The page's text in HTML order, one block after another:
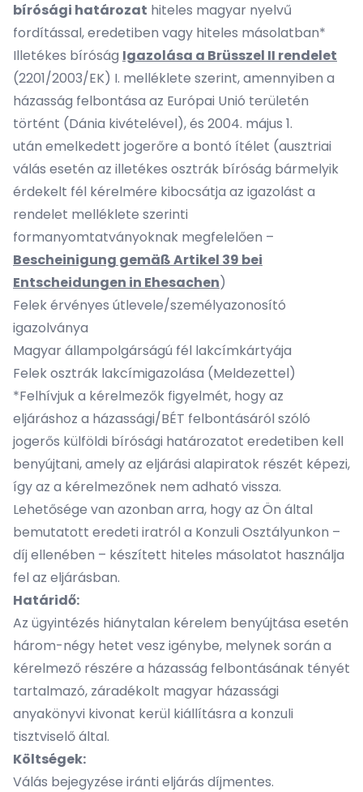
bírósági határozat hiteles magyar nyelvű
fordítással, eredetiben vagy hiteles másolatban*
Illetékes bíróság Igazolása a Brüsszel II rendelet
(2201/2003/EK) I. melléklete szerint, amennyiben a
házasság felbontása az Európai Unió területén
történt (Dánia kivételével), és 2004. május 1.
után emelkedett jogerőre a bontó ítélet (ausztriai
válás esetén az illetékes osztrák bíróság bármelyik
érdekelt fél kérelmére kibocsátja az igazolást a
rendelet melléklete szerinti
formanyomtatványoknak megfelelően –
Bescheinigung gemäß Artikel 39 bei
Entscheidungen in Ehesachen)
Felek érvényes útlevele/személyazonosító
igazolványa
Magyar állampolgárságú fél lakcímkártyája
Felek osztrák lakcímigazolása (Meldezettel)
*Felhívjuk a kérelmezők figyelmét, hogy az
eljáráshoz a házassági/BÉT felbontásáról szóló
jogerős külföldi bírósági határozatot eredetiben kell
benyújtani, amely az eljárási alapiratok részét képezi,
így az a kérelmezőnek nem adható vissza.
Lehetősége van azonban arra, hogy az Ön által
bemutatott eredeti iratról a Konzuli Osztályunkon –
díj ellenében – készített hiteles másolatot használja
fel az eljárásban.
Határidő:
Az ügyintézés hiánytalan kérelem benyújtása esetén
három-négy hetet vesz igénybe, melynek során a
kérelmező részére a házasság felbontásának tényét
tartalmazó, záradékolt magyar házassági
anyakönyvi kivonat kerül kiállításra a konzuli
tisztviselő által.
Költségek:
Válás bejegyzése iránti eljárás díjmentes.